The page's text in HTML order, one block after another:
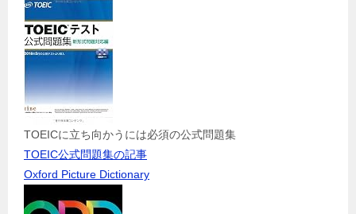
TOEICに立ち向かうには必須の公式問題集
TOEIC公式問題集の記事
Oxford Picture Dictionary